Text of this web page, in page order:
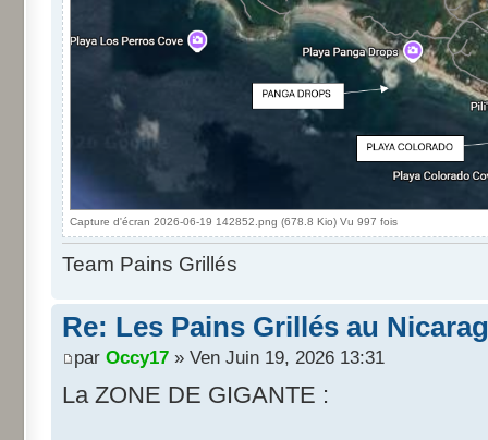
Capture d'écran 2026-06-19 142852.png (678.8 Kio) Vu 997 fois
Team Pains Grillés
Re: Les Pains Grillés au
par Occy17 » Ven Juin 19, 2026 13:31
La ZONE DE GIGANTE :